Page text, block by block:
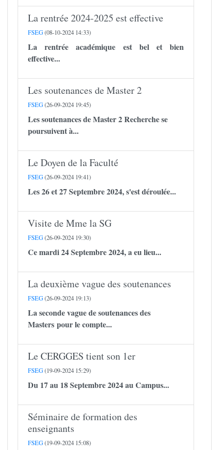
La rentrée 2024-2025 est effective
FSEG(08-10-2024 14:33)
La rentrée académique est bel et bien
effective...
Les soutenances de Master 2
FSEG(26-09-2024 19:45)
Les soutenances de Master 2 Recherche se
poursuivent à...
Le Doyen de la Faculté
FSEG(26-09-2024 19:41)
Les 26 et 27 Septembre 2024, s'est déroulée...
Visite de Mme la SG
FSEG(26-09-2024 19:30)
Ce mardi 24 Septembre 2024, a eu lieu...
La deuxième vague des soutenances
FSEG(26-09-2024 19:13)
La seconde vague de soutenances des
Masters pour le compte...
Le CERGGES tient son 1er
FSEG(19-09-2024 15:29)
Du 17 au 18 Septembre 2024 au Campus...
Séminaire de formation des
enseignants
FSEG(19-09-2024 15:08)